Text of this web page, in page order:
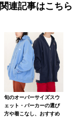
関連記事はこちら
旬のオーバーサイズスウ
ェット・パーカーの選び
方や着こなし、おすすめ